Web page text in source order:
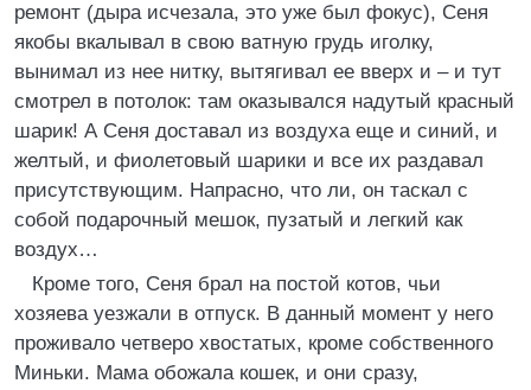
ремонт (дыра исчезала, это уже был фокус), Сеня
якобы вкалывал в свою ватную грудь иголку,
вынимал из нее нитку, вытягивал ее вверх и – и тут
смотрел в потолок: там оказывался надутый красный
шарик! А Сеня доставал из воздуха еще и синий, и
желтый, и фиолетовый шарики и все их раздавал
присутствующим. Напрасно, что ли, он таскал с
собой подарочный мешок, пузатый и легкий как
воздух…
Кроме того, Сеня брал на постой котов, чьи
хозяева уезжали в отпуск. В данный момент у него
проживало четверо хвостатых, кроме собственного
Миньки. Мама обожала кошек, и они сразу,